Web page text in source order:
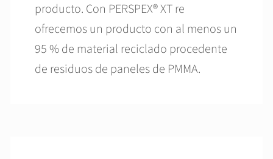
producto. Con PERSPEX® XT re
ofrecemos un producto con al menos un
95 % de material reciclado procedente
de residuos de paneles de PMMA.